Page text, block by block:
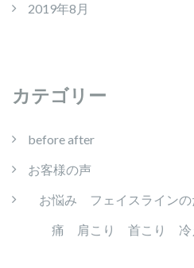
2019年8月
カテゴリー
before after
お客様の声
お悩み フェイスライン
痛 肩こり 首こり 冷